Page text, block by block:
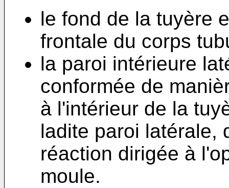
le fond de la tuyère
frontale du corps
la paroi intérieure
conformée de
à l'intérieur de la
ladite paroi latérale,
réaction dirigée à
moule.